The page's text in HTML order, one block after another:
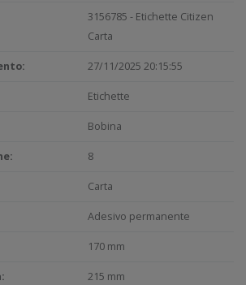
3156785 - Etichette Citizen
Carta
27/11/2025 20:15:55
Etichette
Bobina
8
Carta
Adesivo permanente
170 mm
215 mm